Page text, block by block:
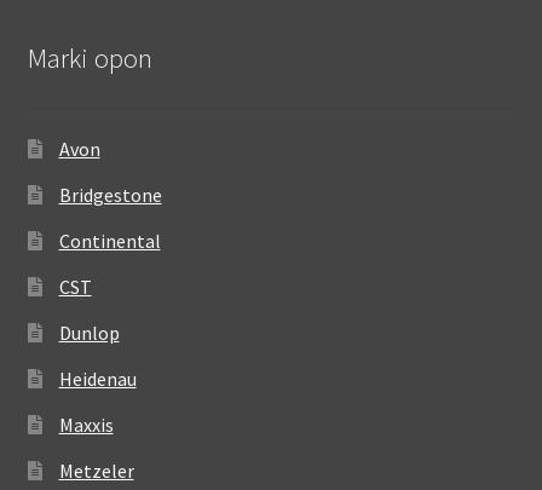
Marki opon
Avon
Bridgestone
Continental
CST
Dunlop
Heidenau
Maxxis
Metzeler